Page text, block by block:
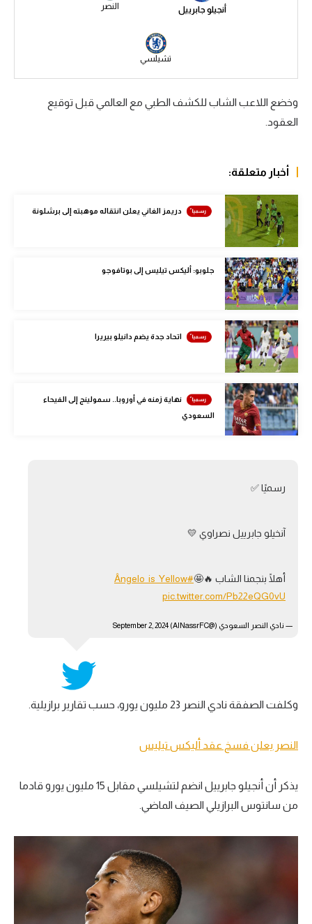
رياضات أخرى
أمم إفريقيا
كرة طائرة
الوطن العربي
في المونديال
رياضة نسائية
آسيا
أمريكا
ركن الألعاب
أقسام خاصة
تقرير في الجول
حكايات في الجول
كويز في الجول
أنجيلو جابرييل النصر
تشيلسي
وخضع اللاعب الشاب للكشف الطبي مع العالمي قبل توقيع
العقود.
أخبار متعلقة:
دريمز الغاني يعلن انتقاله موهبته إلى برشلونة
جلوبو: أليكس تيليس إلى بوتافوجو
اتحاد جدة يضم دانيلو بيريرا
نهاية زمنه في أوروبا.. سمولينج إلى الفيحاء
السعودي
رسميًا ✅
آنخيلو جابرييل نصراوي 💛
أهلًا بنجمنا الشاب 🔥🤩#Ângelo_is_Yellow
pic.twitter.com/Pb22eQG0vU
— نادي النصر السعودي (@AlNassrFC) September 2, 2024
وكلفت الصفقة نادي النصر 23 مليون يورو، حسب تقارير برازيلية.
النصر يعلن فسخ عقد أليكس تيليس
يذكر أن أنجيلو جابرييل انضم لتشيلسي مقابل 15 مليون يورو قادما
من سانتوس البرازيلي الصيف الماضي.